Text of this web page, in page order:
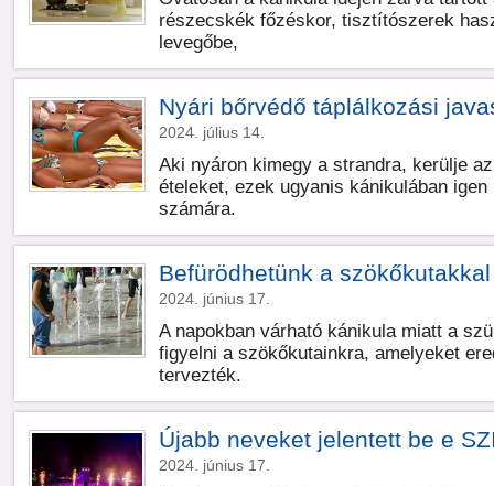
részecskék főzéskor, tisztítószerek
levegőbe,
Nyári bőrvédő táplálkozási
2024. július 14.
Aki nyáron kimegy a strandra, kerülje
ételeket, ezek ugyanis kánikulában
számára.
Befürödhetünk a szökőkutakkal
2024. június 17.
A napokban várható kánikula miatt a
figyelni a szökőkutainkra, amelyeket
tervezték.
Újabb neveket jelentett be e
2024. június 17.